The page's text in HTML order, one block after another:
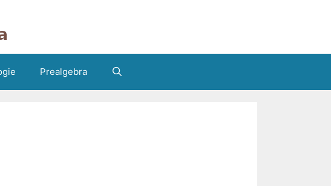
Prealgebra